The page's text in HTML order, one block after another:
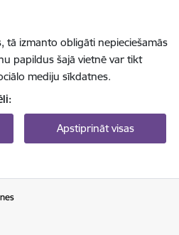
tā izmanto obligāti nepieciešamās
papildus šajā vietnē var tikt
mediju sīkdatnes.
Apstiprināt visas